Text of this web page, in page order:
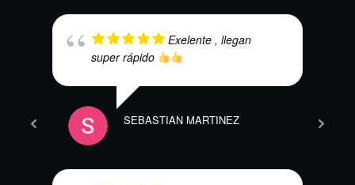
Exelente , llegan
super rápido
SEBASTIAN MARTINEZ